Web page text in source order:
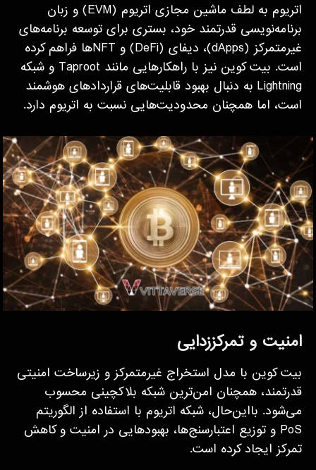
اتریوم به لطف ماشین مجازی اتریوم (EVM) و زبان
برنامه‌نویسی قدرتمند خود، بستری برای توسعه برنامه‌های
غیرمتمرکز (dApps)، دیفای (DeFi) و NFTها فراهم کرده
است. بیت کوین نیز با راهکارهایی مانند Taproot و شبکه
Lightning به دنبال بهبود قابلیت‌های قراردادهای هوشمند
است، اما همچنان محدودیت‌هایی نسبت به اتریوم دارد.
امنیت و تمرکززدایی
بیت کوین با مدل استخراج غیرمتمرکز و زیرساخت امنیتی
قدرتمند، همچنان امن‌ترین شبکه بلاکچینی محسوب
می‌شود. بااین‌حال، شبکه اتریوم با استفاده از الگوریتم
PoS و توزیع اعتبارسنج‌ها، بهبودهایی در امنیت و کاهش
تمرکز ایجاد کرده است.